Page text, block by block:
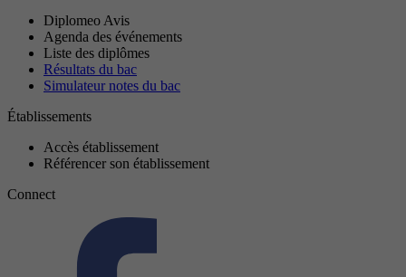
Diplomeo Avis
Agenda des événements
Liste des diplômes
Résultats du bac
Simulateur notes du bac
Établissements
Accès établissement
Référencer son établissement
Connect